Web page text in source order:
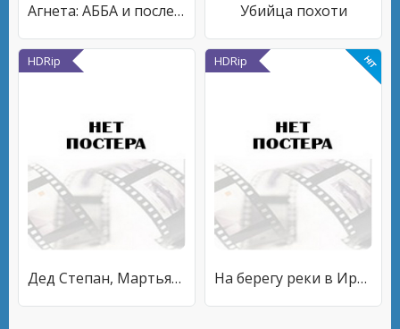
Агнета: АББА и после неё Убийца похоти
HDRip
Дед Степан, Мартьян и Мамелфа, или Русские староверы
HDRip
На берегу реки в Ирландии